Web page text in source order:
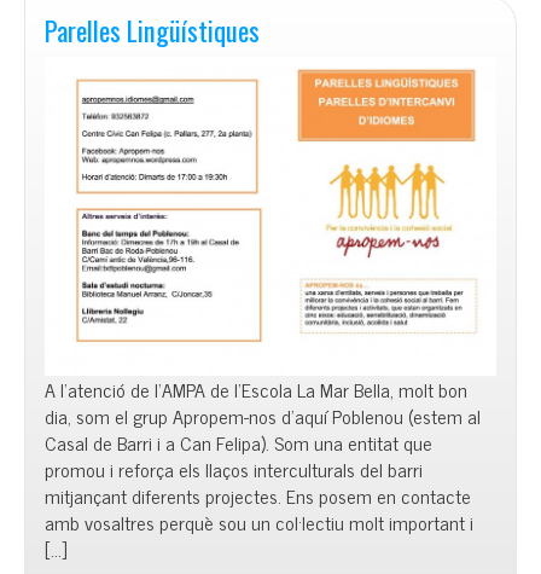
Parelles Lingüístiques
A l’atenció de l’AMPA de l’Escola La Mar Bella, molt bon
dia, som el grup Apropem-nos d’aquí Poblenou (estem al
Casal de Barri i a Can Felipa). Som una entitat que
promou i reforça els llaços interculturals del barri
mitjançant diferents projectes. Ens posem en contacte
amb vosaltres perquè sou un col·lectiu molt important i
[…]